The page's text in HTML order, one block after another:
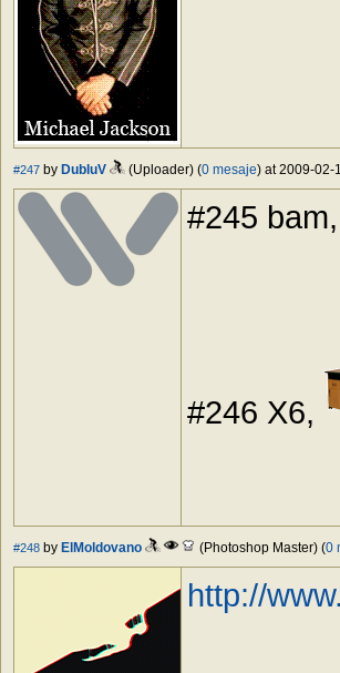
#247 by DubluV (Uploader) (0 mesaje) at 2009-02-
#245
#246 X6,
#248 by ElMoldovano (Photoshop Master) (0
http://